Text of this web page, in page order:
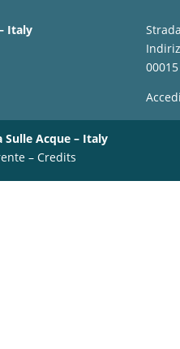
Italy
Sulle Acque – Italy
–Credits